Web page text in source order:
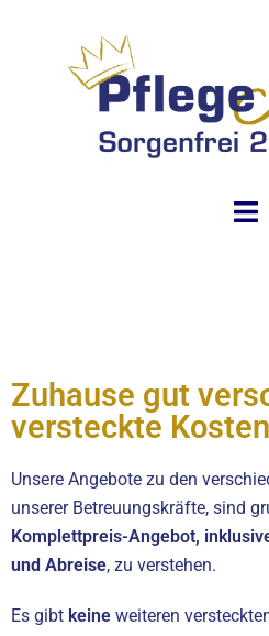
Zuhause gut
versteckte Kosten
Unsere Angebote zu den
unserer Betreuungskräfte, sind
Komplettpreis-Angebot,
und Abreise, zu verstehen.
Es gibt keine weiteren